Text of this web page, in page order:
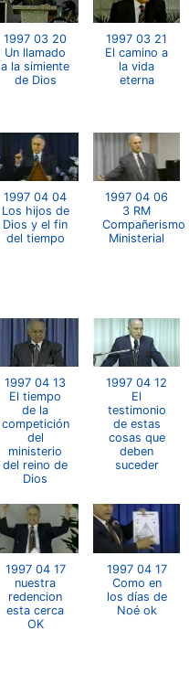
1997 03 20
Un llamado
a la simiente
de Dios
1997 03 21
El camino a
la vida
eterna
1997 04 04
Los hijos de
Dios y el fin
del tiempo
1997 04 06
3 RM
Compañerismo
Ministerial
1997 04 13
El tiempo
de la
competición
del
ministerio
del reino de
Dios
1997 04 12
El
testimonio
de estas
cosas que
deben
suceder
1997 04 17
nuestra
redencion
esta cerca
OK
1997 04 17
Como en
los días de
Noé ok